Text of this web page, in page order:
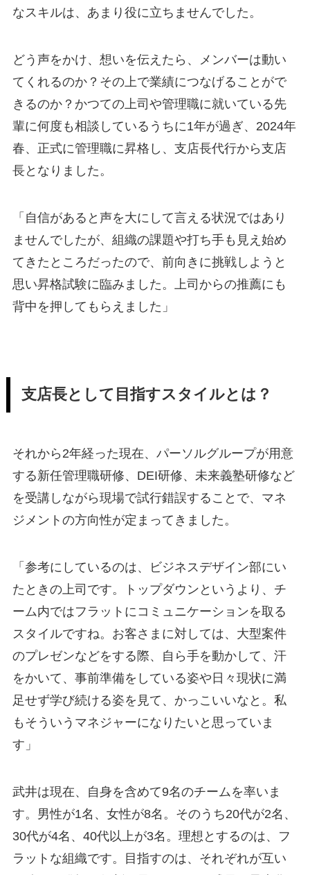
なスキルは、あまり役に立ちませんでした。
どう声をかけ、想いを伝えたら、メンバーは動い
てくれるのか？その上で業績につなげることがで
きるのか？かつての上司や管理職に就いている先
輩に何度も相談しているうちに1年が過ぎ、2024年
春、正式に管理職に昇格し、支店長代行から支店
長となりました。
「自信があると声を大にして言える状況ではあり
ませんでしたが、組織の課題や打ち手も見え始め
てきたところだったので、前向きに挑戦しようと
思い昇格試験に臨みました。上司からの推薦にも
背中を押してもらえました」
支店長として目指すスタイルとは？
それから2年経った現在、パーソルグループが用意
する新任管理職研修、DEI研修、未来義塾研修など
を受講しながら現場で試行錯誤することで、マネ
ジメントの方向性が定まってきました。
「参考にしているのは、ビジネスデザイン部にい
たときの上司です。トップダウンというより、チ
ーム内ではフラットにコミュニケーションを取る
スタイルですね。お客さまに対しては、大型案件
のプレゼンなどをする際、自ら手を動かして、汗
をかいて、事前準備をしている姿や日々現状に満
足せず学び続ける姿を見て、かっこいいなと。私
もそういうマネジャーになりたいと思っていま
す」
武井は現在、自身を含めて9名のチームを率いま
す。男性が1名、女性が8名。そのうち20代が2名、
30代が4名、40代以上が3名。理想とするのは、フ
ラットな組織です。目指すのは、それぞれが互い